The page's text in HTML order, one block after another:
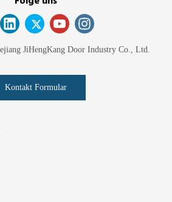
JiHengKang Door Industry Co., Ltd.
Kontakt Formular